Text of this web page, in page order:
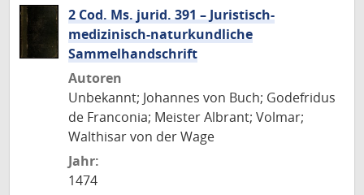
2 Cod. Ms. jurid. 391 – Juristisch-
medizinisch-naturkundliche
Sammelhandschrift
Autoren
Unbekannt; Johannes von Buch; Godefridus
de Franconia; Meister Albrant; Volmar;
Walthisar von der Wage
Jahr:
1474